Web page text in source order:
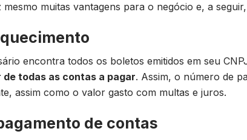
muitas vantagens para o negócio e, a
encontra todos os boletos emitidos em seu
de todas as contas a pagar. Assim, o número de
assim como o valor gasto com multas e juros.
de contas